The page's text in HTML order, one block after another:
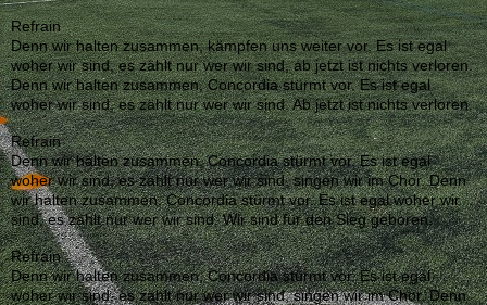
Refrain
Denn wir halten zusammen, kämpfen uns weiter vor. Es ist egal
woher wir sind, es zählt nur wer wir sind, ab jetzt ist nichts verloren.
Denn wir halten zusammen, Concordia stürmt vor. Es ist egal
woher wir sind, es zählt nur wer wir sind. Ab jetzt ist nichts verloren.
Refrain
Denn wir halten zusammen, Concordia stürmt vor. Es ist egal
woher wir sind, es zählt nur wer wir sind, singen wir im Chor. Denn
wir halten zusammen, Concordia stürmt vor. Es ist egal woher wir
sind, es zählt nur wer wir sind. Wir sind für den Sieg geboren.
Refrain
Denn wir halten zusammen, Concordia stürmt vor. Es ist egal
woher wir sind, es zählt nur wer wir sind, singen wir im Chor. Denn